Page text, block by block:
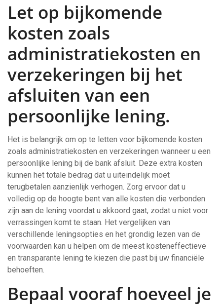
Let op bijkomende
kosten zoals
administratiekosten en
verzekeringen bij het
afsluiten van een
persoonlijke lening.
Het is belangrijk om op te letten voor bijkomende kosten
zoals administratiekosten en verzekeringen wanneer u een
persoonlijke lening bij de bank afsluit. Deze extra kosten
kunnen het totale bedrag dat u uiteindelijk moet
terugbetalen aanzienlijk verhogen. Zorg ervoor dat u
volledig op de hoogte bent van alle kosten die verbonden
zijn aan de lening voordat u akkoord gaat, zodat u niet voor
verrassingen komt te staan. Het vergelijken van
verschillende leningsopties en het grondig lezen van de
voorwaarden kan u helpen om de meest kosteneffectieve
en transparante lening te kiezen die past bij uw financiële
behoeften.
Bepaal vooraf hoeveel je